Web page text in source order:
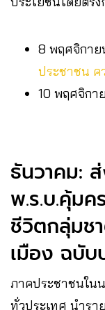
8 พฤศจิกาย
ประชาชน ค
10 พฤศจิกา
ธันวาคม:
พ.ร.บ.คุ้มค
ชีวิตกลุ่มช
เมือง ฉบับ
ภาคประชาชนใน
ทั่วประเทศ นำรา